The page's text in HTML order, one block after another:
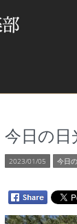
今日の日
2023/01/05 今日